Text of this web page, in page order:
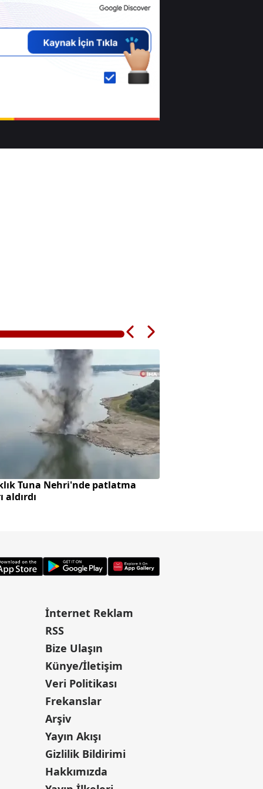
Tuna Nehri'nde patlatma
aldırdı
İnternet Reklam
RSS
Bize Ulaşın
Künye/İletişim
Veri Politikası
Frekanslar
Arşiv
Yayın Akışı
Gizlilik Bildirimi
Hakkımızda